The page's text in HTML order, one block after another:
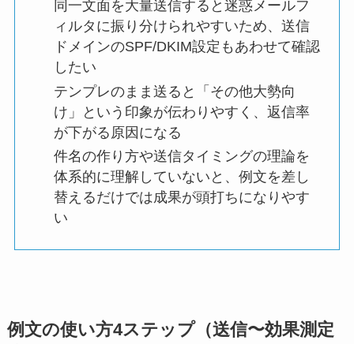
同一文面を大量送信すると迷惑メールフ
ィルタに振り分けられやすいため、送信
ドメインのSPF/DKIM設定もあわせて確認
したい
テンプレのまま送ると「その他大勢向
け」という印象が伝わりやすく、返信率
が下がる原因になる
件名の作り方や送信タイミングの理論を
体系的に理解していないと、例文を差し
替えるだけでは成果が頭打ちになりやす
い
例文の使い方4ステップ（送信〜効果測定